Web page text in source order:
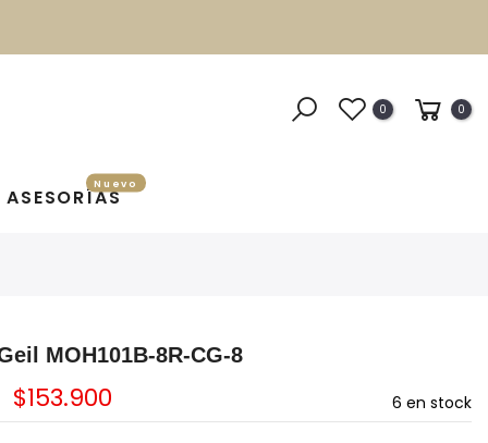
0 0
ASESORÍAS
Nuevo
MOH101B-8R-CG-8
6 en stock
$153.900